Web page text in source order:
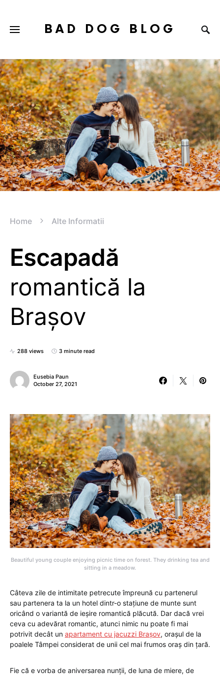
BAD DOG BLOG
Home Alte Informatii
Escapadă
romantică la
Brașov
288 views 3 minute read
Eusebia Paun
October 27, 2021
Beautiful young couple enjoying picnic time on forest. They drinking tea and
sitting in a meadow.
Câteva zile de intimitate petrecute împreună cu partenerul
sau partenera ta la un hotel dintr-o stațiune de munte sunt
oricând o variantă de ieșire romantică plăcută. Dar dacă vrei
ceva cu adevărat romantic, atunci nimic nu poate fi mai
potrivit decât un apartament cu jacuzzi Brașov, orașul de la
poalele Tâmpei considerat de unii cel mai frumos oraș din țară.
Fie că e vorba de aniversarea nunții, de luna de miere, de